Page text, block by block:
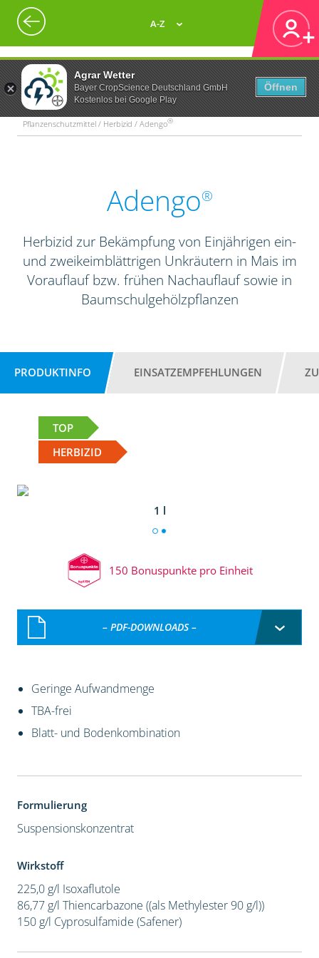
Agrar Wetter
Bayer CropScience Deutschland GmbH
Kostenlos bei Google Play
Öffnen
A-Z
Pflanzenschutzmittel / Herbizid / Adengo®
Adengo®
Herbizid zur Bekämpfung von Einjährigen ein-
und zweikeimblättrigen Unkräutern in Mais im
Vorauflauf bzw. frühen Nachauflauf sowie in
Baumschulgehölzpflanzen
PRODUKTINFO EINSATZEMPFEHLUNGEN
TOP
HERBIZID
1 l
150 Bonuspunkte pro Einheit
– PDF-DOWNLOADS –
Geringe Aufwandmenge
TBA-frei
Blatt- und Bodenkombination
Formulierung
Suspensionskonzentrat
Wirkstoff
225,0 g/l Isoxaflutole
86,77 g/l Thiencarbazone ((als Methylester 90 g/l))
150 g/l Cyprosulfamide (Safener)